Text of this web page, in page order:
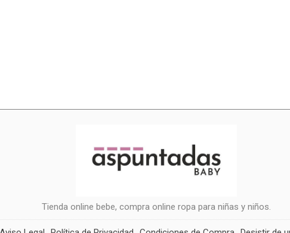
Tienda online bebe, compra online ropa para niñas y niños.